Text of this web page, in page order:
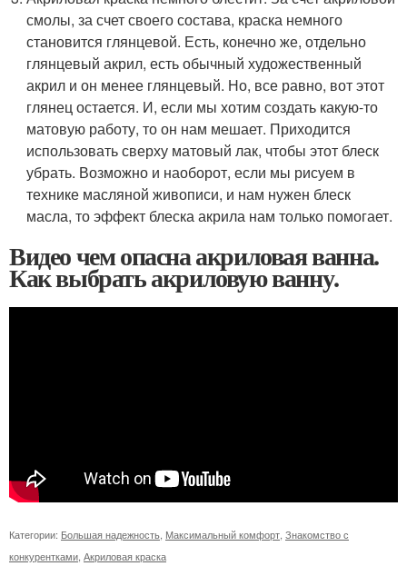
смолы, за счет своего состава, краска немного
становится глянцевой. Есть, конечно же, отдельно
глянцевый акрил, есть обычный художественный
акрил и он менее глянцевый. Но, все равно, вот этот
глянец остается. И, если мы хотим создать какую-то
матовую работу, то он нам мешает. Приходится
использовать сверху матовый лак, чтобы этот блеск
убрать. Возможно и наоборот, если мы рисуем в
технике масляной живописи, и нам нужен блеск
масла, то эффект блеска акрила нам только помогает.
Видео чем опасна акриловая ванна.
Как выбрать акриловую ванну.
Категории: Большая надежность Максимальный комфорт Знакомство с
конкурентками Акриловая краска